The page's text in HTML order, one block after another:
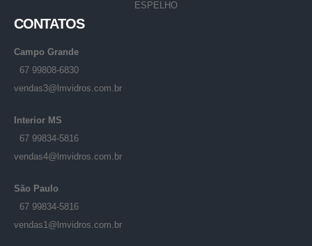
ESPELHO
CONTATOS
Campo Grande
67 99808-6830
vendas3@lmvidros.com.br
Interior MS
67 99834-5816
vendas4@lmvidros.com.br
São Paulo
67 99834-5816
vendas1@lmvidros.com.br